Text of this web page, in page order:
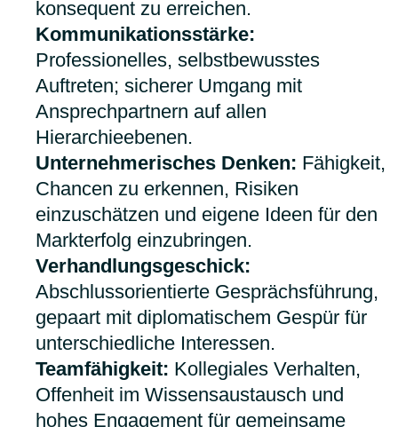
konsequent zu erreichen.
Kommunikationsstärke:
Professionelles, selbstbewusstes
Auftreten; sicherer Umgang mit
Ansprechpartnern auf allen
Hierarchieebenen.
Unternehmerisches Denken: Fähigkeit,
Chancen zu erkennen, Risiken
einzuschätzen und eigene Ideen für den
Markterfolg einzubringen.
Verhandlungsgeschick:
Abschlussorientierte Gesprächsführung,
gepaart mit diplomatischem Gespür für
unterschiedliche Interessen.
Teamfähigkeit: Kollegiales Verhalten,
Offenheit im Wissensaustausch und
hohes Engagement für gemeinsame